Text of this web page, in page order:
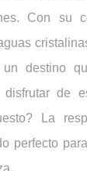
Con su
destino
disfrutar de
La
perfecto